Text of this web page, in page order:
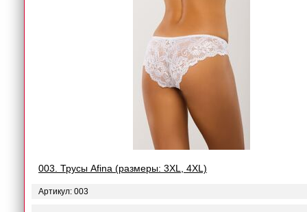
003. Трусы Afina (размеры: 3XL, 4XL)
Артикул: 003